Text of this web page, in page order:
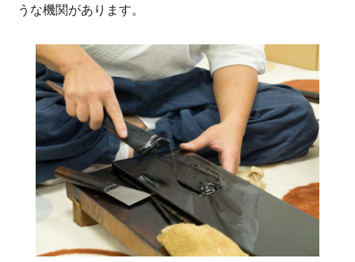
うな機関があります。